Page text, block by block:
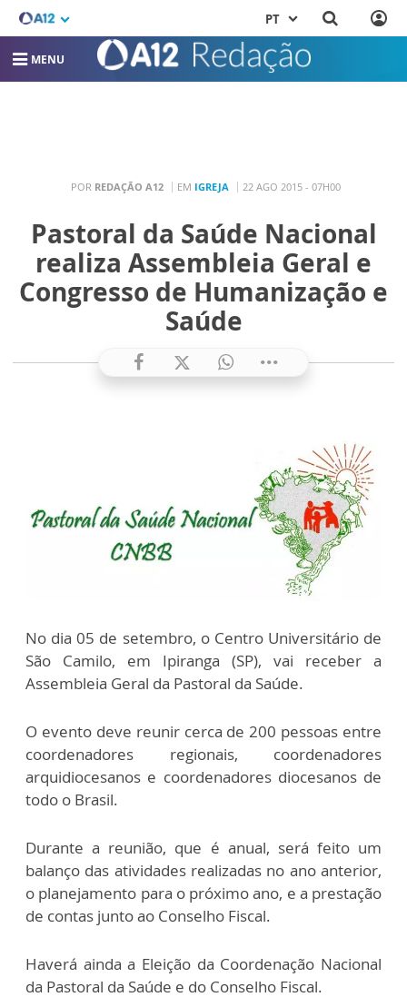
PT
MENU
POR REDAÇÃO A12 EM IGREJA 22 AGO 2015 - 07H00
Pastoral da Saúde Nacional
realiza Assembleia Geral e
Congresso de Humanização e
Saúde
No dia 05 de setembro, o Centro Universitário de
São Camilo, em Ipiranga (SP), vai receber a
Assembleia Geral da Pastoral da Saúde.
O evento deve reunir cerca de 200 pessoas entre
coordenadores regionais, coordenadores
arquidiocesanos e coordenadores diocesanos de
todo o Brasil.
Durante a reunião, que é anual, será feito um
balanço das atividades realizadas no ano anterior,
o planejamento para o próximo ano, e a prestação
de contas junto ao Conselho Fiscal.
Haverá ainda a Eleição da Coordenação Nacional
da Pastoral da Saúde e do Conselho Fiscal.